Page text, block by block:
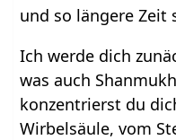
und so längere Zeit
Ich werde dich
was auch
konzentrierst du
Wirbelsäule, vom